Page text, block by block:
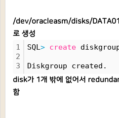
/dev/oracleasm/disks/
로 생성
1
2
3
SQL> create
Diskgroup created.
disk가 1개 밖에 없어서
함